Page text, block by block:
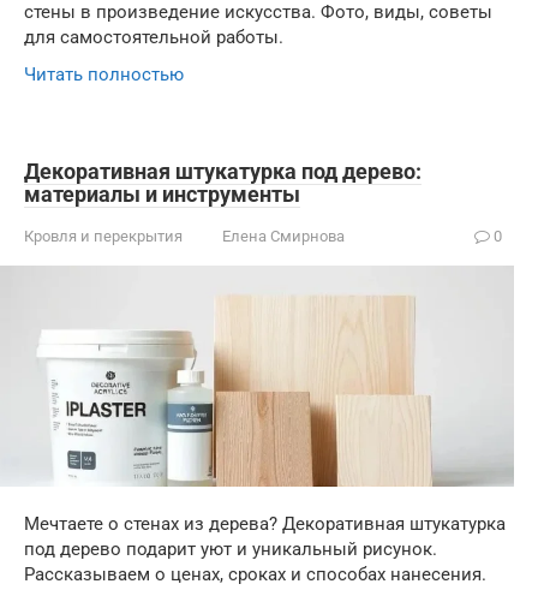
стены в произведение искусства. Фото, виды, советы
для самостоятельной работы.
Читать полностью
Декоративная штукатурка под дерево:
материалы и инструменты
Кровля и перекрытия Елена Смирнова 0
Мечтаете о стенах из дерева? Декоративная штукатурка
под дерево подарит уют и уникальный рисунок.
Рассказываем о ценах, сроках и способах нанесения.